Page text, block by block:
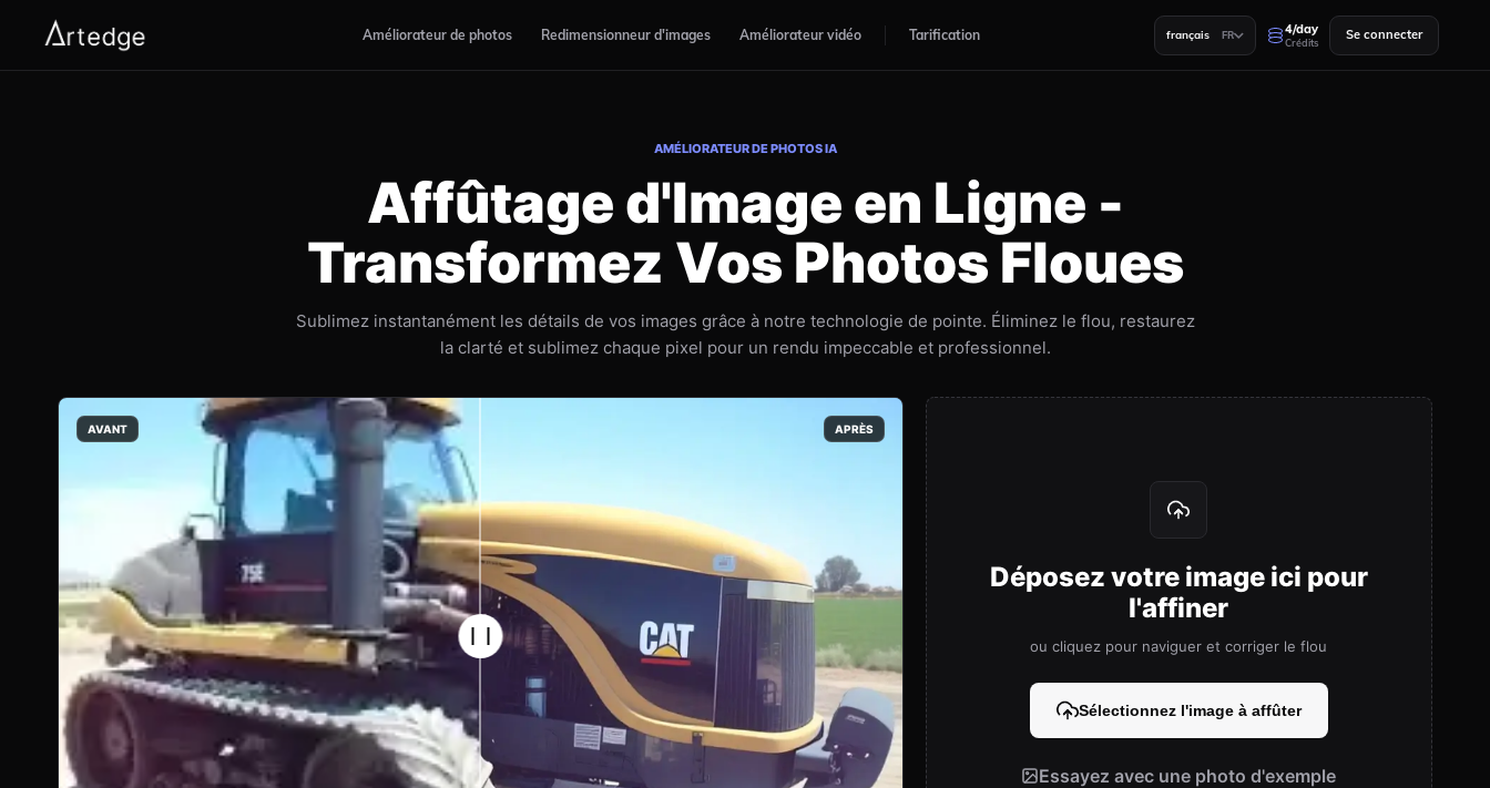
Améliorateur de photos Redimensionneur d'images Améliorateur vidéo Tarification français FR 4/day
Crédits Se connecter
AMÉLIORATEUR DE PHOTOS IA
Affûtage d'Image en Ligne -
Transformez Vos Photos Floues
Sublimez instantanément les détails de vos images grâce à notre technologie de pointe. Éliminez le flou, restaurez
la clarté et sublimez chaque pixel pour un rendu impeccable et professionnel.
AVANT APRÈS
Déposez votre image ici pour
l'affiner
ou cliquez pour naviguer et corriger le flou
Sélectionnez l'image à affûter
Essayez avec une photo d'exemple